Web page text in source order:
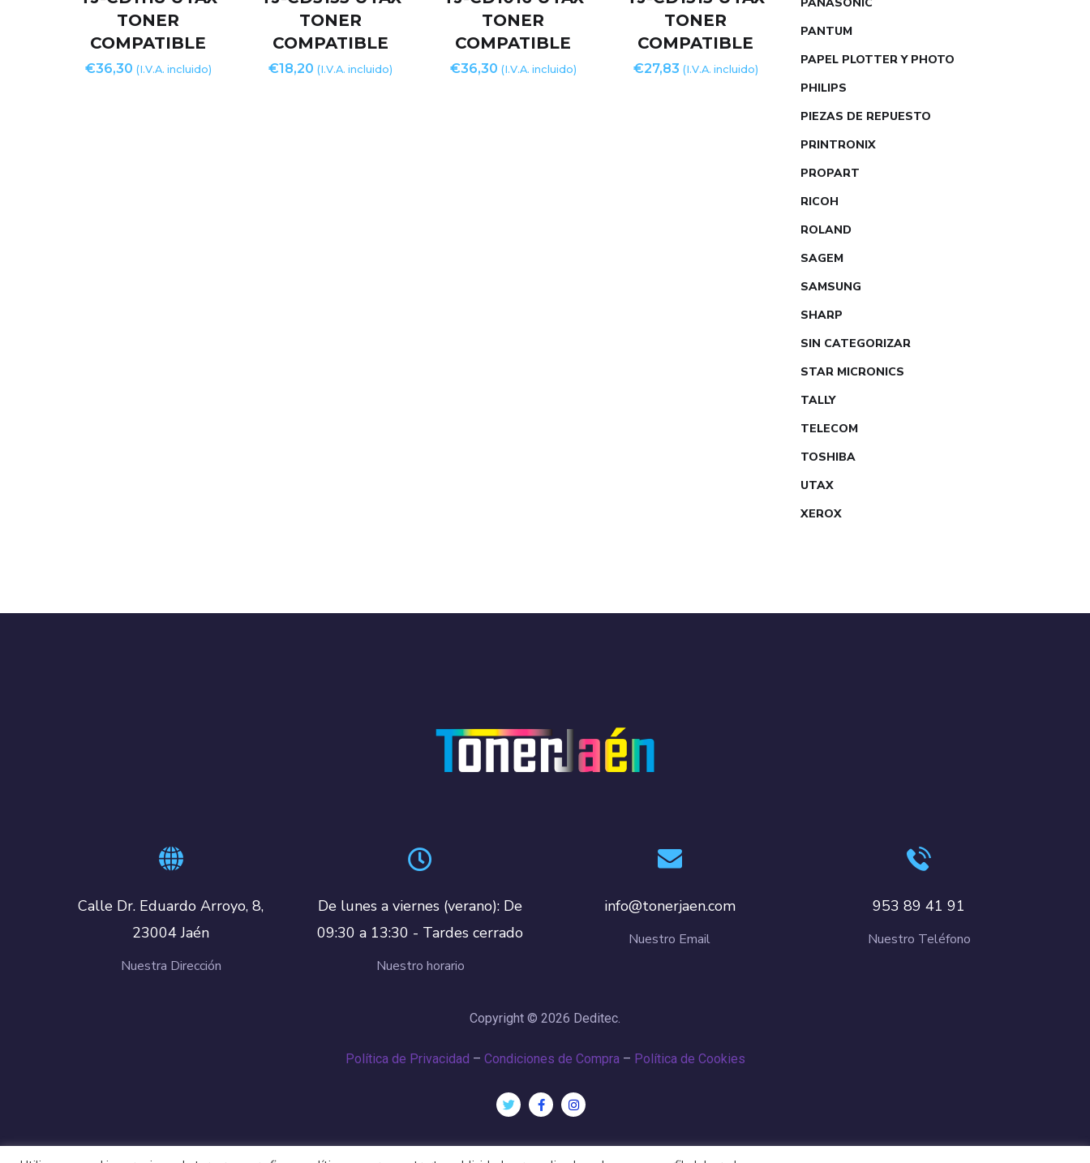
TONER
COMPATIBLE
€36,30 (I.V.A. incluido)
TONER
COMPATIBLE
€18,20 (I.V.A. incluido)
TONER
COMPATIBLE
€36,30 (I.V.A. incluido)
TONER
COMPATIBLE
€27,83 (I.V.A. incluido)
PANTUM
PAPEL PLOTTER Y PHOTO
PHILIPS
PIEZAS DE REPUESTO
PRINTRONIX
PROPART
RICOH
ROLAND
SAGEM
SAMSUNG
SHARP
SIN CATEGORIZAR
STAR MICRONICS
TALLY
TELECOM
TOSHIBA
UTAX
XEROX
Calle Dr. Eduardo Arroyo, 8,
23004 Jaén
Nuestra Dirección
De lunes a viernes (verano): De
09:30 a 13:30 - Tardes cerrado
Nuestro horario
info@tonerjaen.com
Nuestro Email
953 89 41 91
Nuestro Teléfono
Copyright © 2026 Deditec.
Política de Privacidad – Condiciones de Compra– Política de Cookies